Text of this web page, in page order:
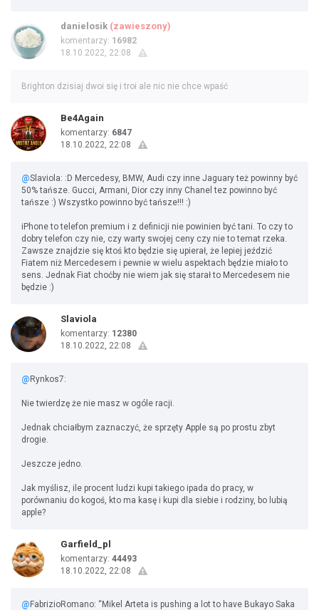
danielosik (zawieszony)
komentarzy: 16982
18.10.2022, 22:08
Brighton dzisiaj dwoi się i troi ale nic nie chce wpaść
Be4Again
komentarzy: 6847
18.10.2022, 22:08
@Slaviola: :D Mercedesy, BMW, Audi czy inne Jaguary też powinny być
50% tańsze. Gucci, Armani, Dior czy inny Chanel tez powinno być
tańsze :) Wszystko powinno być tańsze!!! :)
iPhone to telefon premium i z definicji nie powinien być tani. To czy to
dobry telefon czy nie, czy warty swojej ceny czy nie to temat rzeka.
Zawsze znajdzie się ktoś kto będzie się upierał, że lepiej jeździć
Fiatem niż Mercedesem i pewnie w wielu aspektach będzie miało to
sens. Jednak Fiat choćby nie wiem jak się starał to Mercedesem nie
będzie :)
Slaviola
komentarzy: 12380
18.10.2022, 22:08
@ Rynkos7:
Nie twierdzę że nie masz w ogóle racji.
Jednak chciałbym zaznaczyć, że sprzęty Apple są po prostu zbyt
drogie.
Jeszcze jedno.
Jak myślisz, ile procent ludzi kupi takiego ipada do pracy, w
porównaniu do kogoś, kto ma kasę i kupi dla siebie i rodziny, bo lubią
apple?
Garfield_pl
komentarzy: 44493
18.10.2022, 22:08
@ FabrizioRomano: “Mikel Arteta is pushing a lot to have Bukayo Saka